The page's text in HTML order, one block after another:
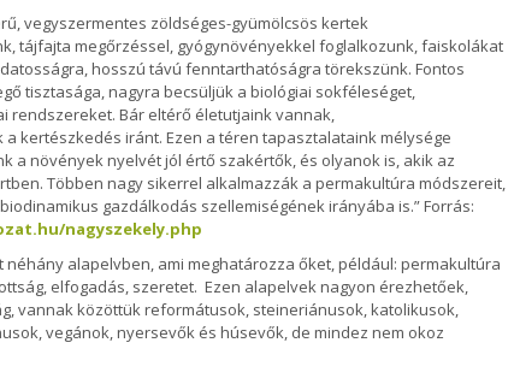
vegyszermentes zöldséges-gyümölcsös kertek
tájfajta megőrzéssel, gyógynövényekkel foglalkozunk, faiskolákat
hosszú távú fenntarthatóságra törekszünk. Fontos
tisztasága, nagyra becsüljük a biológiai sokféleséget,
rendszereket. Bár eltérő életutjaink vannak,
kertészkedés iránt. Ezen a téren tapasztalataink mélysége
a növények nyelvét jól értő szakértők, és olyanok is, akik az
Többen nagy sikerrel alkalmazzák a permakultúra módszereit,
gazdálkodás szellemiségének irányába is.” Forrás:
nagyszekely.php
néhány alapelvben, ami meghatározza őket, például: permakultúra
elfogadás, szeretet. Ezen alapelvek nagyon érezhetőek,
vannak közöttük reformátusok, steineriánusok, katolikusok,
vegánok, nyersevők és húsevők, de mindez nem okoz